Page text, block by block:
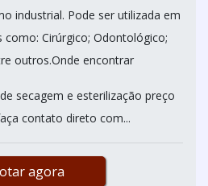
industrial. Pode ser utilizada em
Cirúrgico; Odontológico;
outros.Onde encontrar
secagem e esterilização preço
contato direto com...
agora